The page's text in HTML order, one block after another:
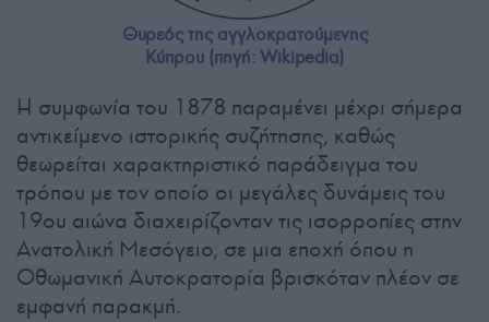
Θυρεός της αγγλοκρατούμενης
Κύπρου (πηγή: Wikipedia)
Η συμφωνία του 1878 παραμένει μέχρι σήμερα
αντικείμενο ιστορικής συζήτησης, καθώς
θεωρείται χαρακτηριστικό παράδειγμα του
τρόπου με τον οποίο οι μεγάλες δυνάμεις του
19ου αιώνα διαχειρίζονταν τις ισορροπίες στην
Ανατολική Μεσόγειο, σε μια εποχή όπου η
Οθωμανική Αυτοκρατορία βρισκόταν πλέον σε
εμφανή παρακμή.